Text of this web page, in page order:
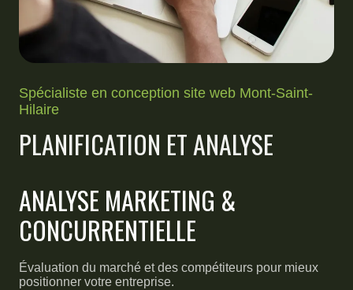
Spécialiste en conception site web Mont-Saint-
Hilaire
PLANIFICATION ET ANALYSE
ANALYSE MARKETING &
CONCURRENTIELLE
Évaluation du marché et des compétiteurs pour mieux
positionner votre entreprise.